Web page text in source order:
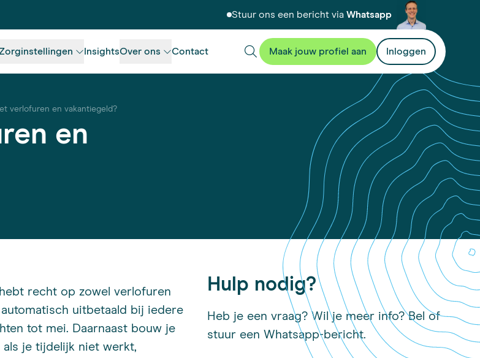
Stuur ons een bericht via Whatsapp
InsightsOver ons Contact Maak jouw profiel aan Inloggen
verlofuren en vakantiegeld?
en
recht op zowel verlofuren
uitbetaald bij iedere
tot mei. Daarnaast bouw je
je tijdelijk niet werkt,
Hulp nodig?
Heb je een vraag? Wil je meer info? Bel of
stuur een Whatsapp-bericht.